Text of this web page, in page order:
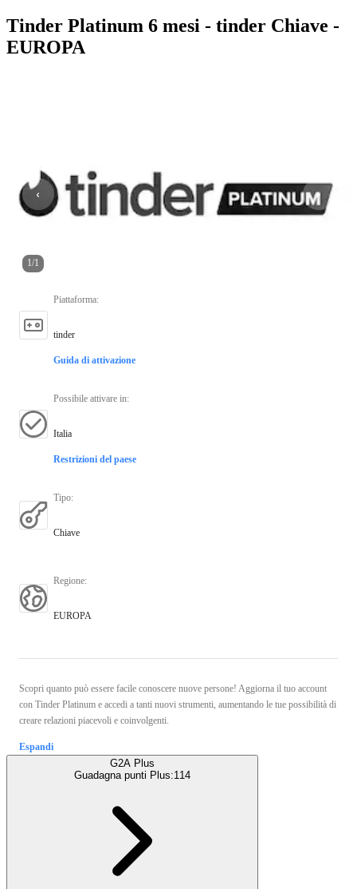
Tinder Platinum 6 mesi - tinder Chiave -
EUROPA
1/1
Piattaforma:
tinder
Guida di attivazione
Possibile attivare in:
Italia
Restrizioni del paese
Tipo:
Chiave
Regione:
EUROPA
Scopri quanto può essere facile conoscere nuove persone! Aggiorna il tuo account
con Tinder Platinum e accedi a tanti nuovi strumenti, aumentando le tue possibilità di
creare relazioni piacevoli e coinvolgenti.
Espandi
G2A Plus
Guadagna punti Plus:114